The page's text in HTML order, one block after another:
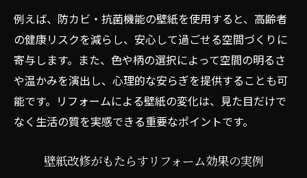
例えば、防カビ・抗菌機能の壁紙を使用すると、高齢者
の健康リスクを減らし、安心して過ごせる空間づくりに
寄与します。また、色や柄の選択によって空間の明るさ
や温かみを演出し、心理的な安らぎを提供することも可
能です。リフォームによる壁紙の変化は、見た目だけで
なく生活の質を実感できる重要なポイントです。
壁紙改修がもたらすリフォーム効果の実例